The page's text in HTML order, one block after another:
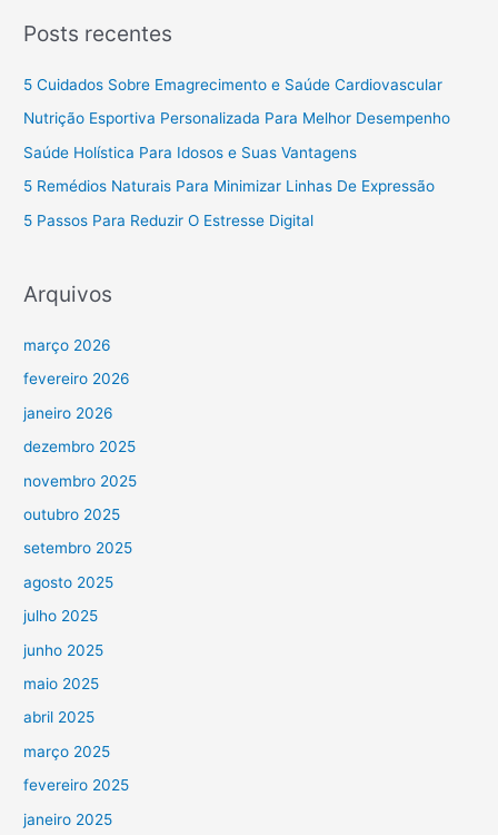
Posts recentes
5 Cuidados Sobre Emagrecimento e Saúde Cardiovascular
Nutrição Esportiva Personalizada Para Melhor Desempenho
Saúde Holística Para Idosos e Suas Vantagens
5 Remédios Naturais Para Minimizar Linhas De Expressão
5 Passos Para Reduzir O Estresse Digital
Arquivos
março 2026
fevereiro 2026
janeiro 2026
dezembro 2025
novembro 2025
outubro 2025
setembro 2025
agosto 2025
julho 2025
junho 2025
maio 2025
abril 2025
março 2025
fevereiro 2025
janeiro 2025